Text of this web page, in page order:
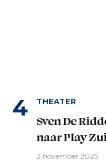
THEATER
Sven De
naar Play
2 november 2025